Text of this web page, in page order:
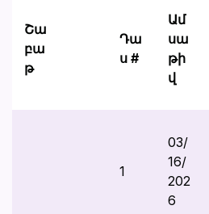
Շա
բա
թ
Դա
ս #
Ամ
սա
թի
վ
1
03/
16/
202
6